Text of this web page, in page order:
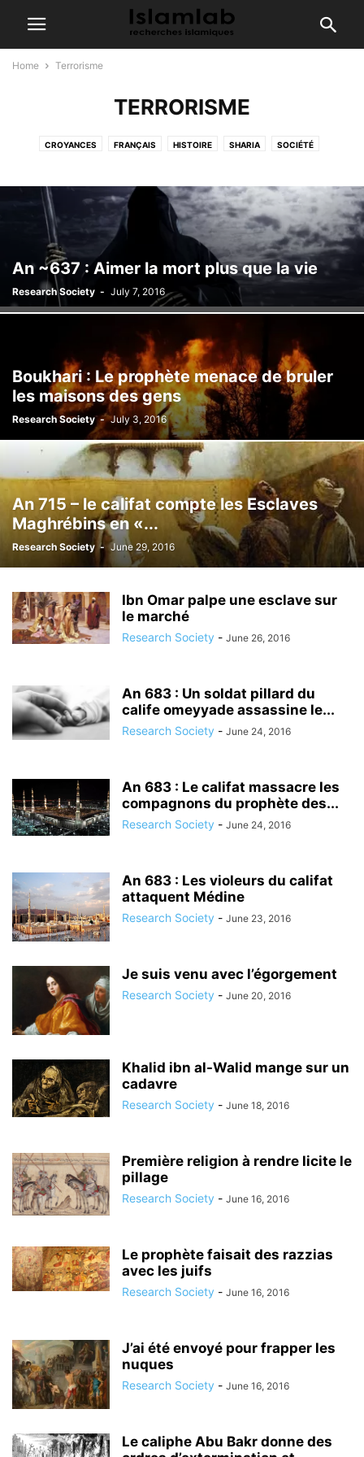
Home Terrorisme
TERRORISME
CROYANCES FRANÇAIS HISTOIRE SHARIA SOCIÉTÉ
An ~637 : Aimer la mort plus que la vie
Research Society - July 7, 2016
Boukhari : Le prophète menace de bruler
les maisons des gens
Research Society - July 3, 2016
An 715 – le califat compte les Esclaves
Maghrébins en «...
Research Society - June 29, 2016
Ibn Omar palpe une esclave sur
le marché
Research Society - June 26, 2016
An 683 : Un soldat pillard du
calife omeyyade assassine le...
Research Society - June 24, 2016
An 683 : Le califat massacre les
compagnons du prophète des...
Research Society - June 24, 2016
An 683 : Les violeurs du califat
attaquent Médine
Research Society - June 23, 2016
Je suis venu avec l’égorgement
Research Society - June 20, 2016
Khalid ibn al-Walid mange sur un
cadavre
Research Society - June 18, 2016
Première religion à rendre licite le
pillage
Research Society - June 16, 2016
Le prophète faisait des razzias
avec les juifs
Research Society - June 16, 2016
J’ai été envoyé pour frapper les
nuques
Research Society - June 16, 2016
Le caliphe Abu Bakr donne des